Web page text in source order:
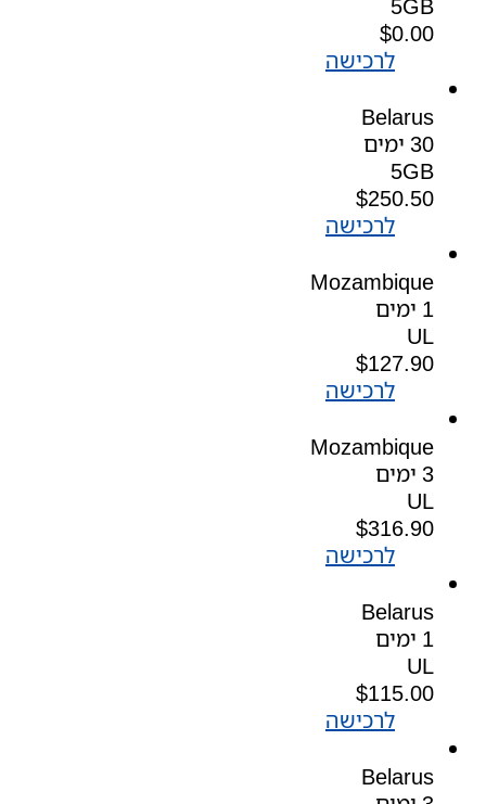
5GB
$0.00
לרכישה
Belarus
30 ימים
5GB
$250.50
לרכישה
Mozambique
1 ימים
UL
$127.90
לרכישה
Mozambique
3 ימים
UL
$316.90
לרכישה
Belarus
1 ימים
UL
$115.00
לרכישה
Belarus